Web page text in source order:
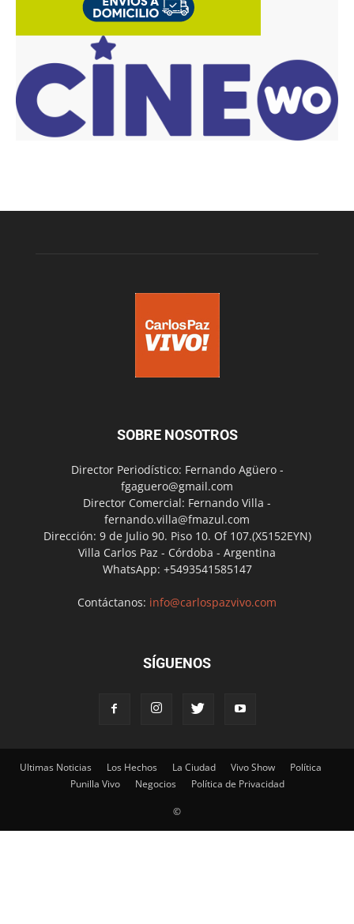
SOBRE NOSOTROS
Director Periodístico: Fernando Agüero -
fgaguero@gmail.com
Director Comercial: Fernando Villa -
fernando.villa@fmazul.com
Dirección: 9 de Julio 90. Piso 10. Of 107.(X5152EYN)
Villa Carlos Paz - Córdoba - Argentina
WhatsApp: +5493541585147
Contáctanos: info@carlospazvivo.com
SÍGUENOS
Ultimas Noticias Los Hechos La Ciudad Vivo Show
Política
Punilla Vivo
Negocios Política de Privacidad
©